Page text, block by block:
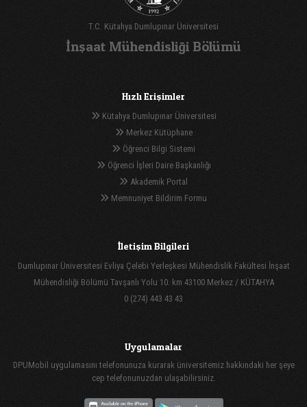
T.C. Kütahya Dumlupınar Üniversitesi
İnşaat Mühendisliği Bölümü
Hızlı Erişimler
Kütahya Dumlupınar Üniversitesi
Merkez Kütüphane
Öğrenci Bilgi Sistemi
Öğrenci İşleri Daire Başkanlığı
Akademik Portal
Memnuniyet Bildirim Formu
İletişim Bilgileri
Dumlupınar Üniversitesi Evliya Çelebi Yerleşkesi Mühendislik Fakültesi İnşaat
Mühendisliği Bölümü Tavşanlı Yolu 10. km 43100 Merkez / KÜTAHYA
0 (274) 443 43 43
Uygulamalar
DPUMobil uygulamasını telefonunuza kurarak üniversitemiz hakkındaki her şeye
cep telefonunuzdan ulaşabilirsiniz.